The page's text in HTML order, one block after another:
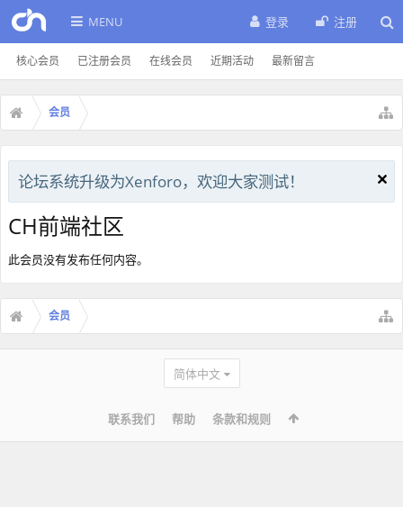
MENU
核心会员 已注册会员 在线会员 近期活动 最新留言
登录 注册
会员
论坛系统升级为Xenforo，欢迎大家测试！
CH前端社区
此会员没有发布任何内容。
会员
简体中文
联系我们 帮助 条款和规则